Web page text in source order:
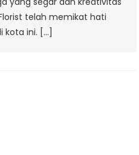
telah memikat hati
kota ini. […]